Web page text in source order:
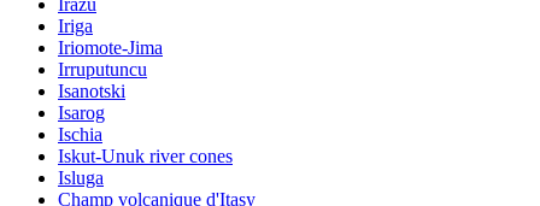
Iriga
Iriomote-Jima
Irruputuncu
Isanotski
Isarog
Ischia
Iskut-Unuk river cones
Isluga
Champ volcanique d'Itasy